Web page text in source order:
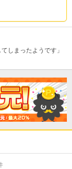
しまったようです」